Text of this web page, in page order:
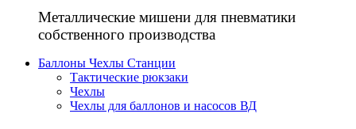
Металлические мишени для пневматики
собственного производства
Баллоны Чехлы Станции
Тактические рюкзаки
Чехлы
Чехлы для баллонов и насосов ВД